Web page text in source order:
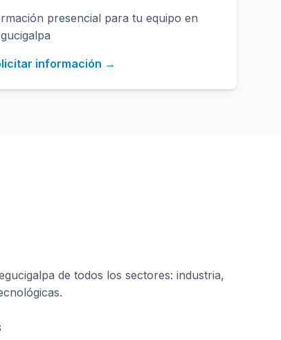
presencial para tu equipo en
información →
de todos los sectores: industria,